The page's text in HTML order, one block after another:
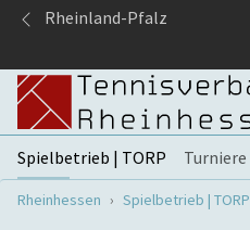
Springe zum Seiteninhalt
Rheinland-Pfalz
Spielbetrieb | TORP Turniere
Sie sind hier:
Rheinhessen Spielbetrieb | TORP